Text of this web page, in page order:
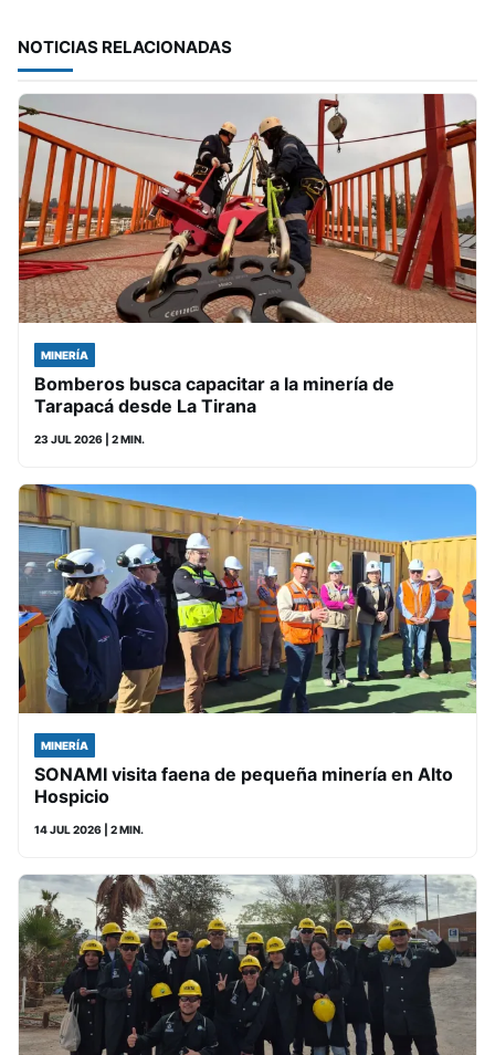
NOTICIAS RELACIONADAS
MINERÍA
Bomberos busca capacitar a la minería de
Tarapacá desde La Tirana
23 JUL 2026 | 2 MIN.
MINERÍA
SONAMI visita faena de pequeña minería en Alto
Hospicio
14 JUL 2026 | 2 MIN.